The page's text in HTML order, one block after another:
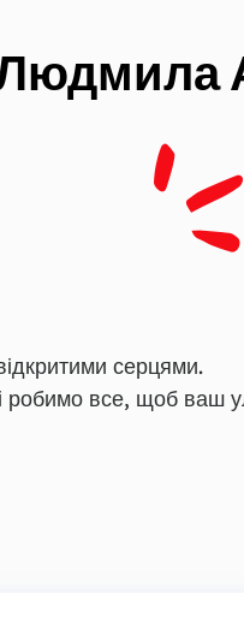
серцями.
робимо все, щоб ваш